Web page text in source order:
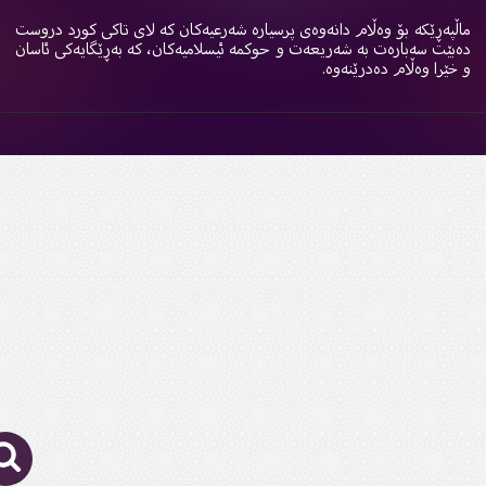
ماڵپەڕێکە بۆ وەڵام دانەوەی پرسیارە شەرعیەکان کە لای تاکی کورد دروست
دەبێت سەبارەت بە شەریعەت و حوکمە ئیسلامیەکان، کە بەڕێگایەکی ئاسان
و خێرا وەڵام دەدرێنەوە.